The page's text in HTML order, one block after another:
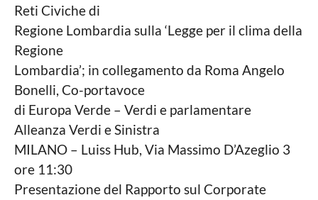
Reti Civiche di
Regione Lombardia sulla ‘Legge per il clima della
Regione
Lombardia’; in collegamento da Roma Angelo
Bonelli, Co-portavoce
di Europa Verde – Verdi e parlamentare
Alleanza Verdi e Sinistra
MILANO – Luiss Hub, Via Massimo D’Azeglio 3
ore 11:30
Presentazione del Rapporto sul Corporate